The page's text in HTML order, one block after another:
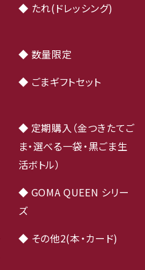
◆ たれ(ドレッシング)
◆ 数量限定
◆ ごまギフトセット
◆ 定期購入（金つきたてご
ま・選べる一袋・黒ごま生
活ボトル）
◆ GOMA QUEEN シリー
ズ
◆ その他2(本・カード)